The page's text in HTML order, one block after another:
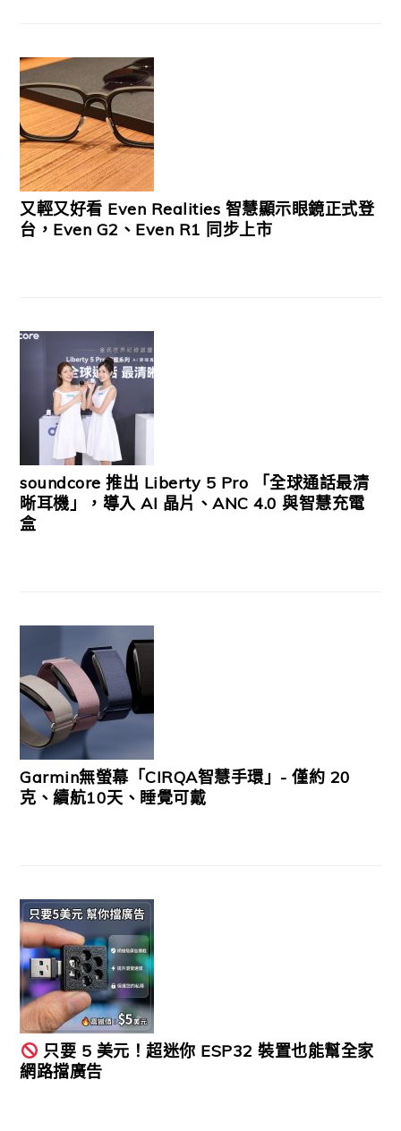
又輕又好看 Even Realities 智慧顯示眼鏡正式登
台，Even G2、Even R1 同步上市
soundcore 推出 Liberty 5 Pro 「全球通話最清
晰耳機」，導入 AI 晶片、ANC 4.0 與智慧充電
盒
Garmin無螢幕「CIRQA智慧手環」- 僅約 20
克、續航10天、睡覺可戴
只要 5 美元！超迷你 ESP32 裝置也能幫全家
網路擋廣告